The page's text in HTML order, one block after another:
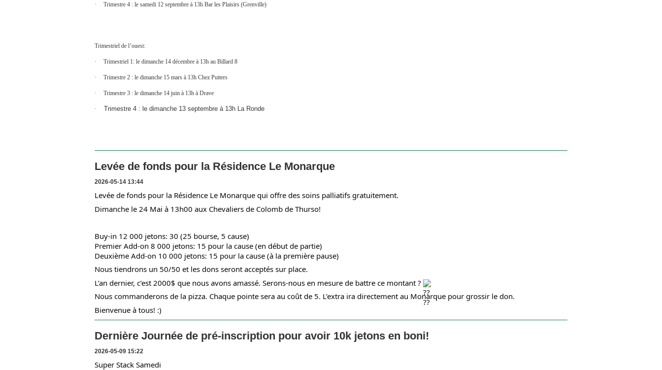
· Trimestre 4 : le samedi 12 septembre à 13h Bar les Plaisirs (Grenville)
Trimestriel de l’ouest:
· Trimestriel 1: le dimanche 14 décembre à 13h au Billard 8
· Trimestre 2 : le dimanche 15 mars à 13h Chez Putters
· Trimestre 3 : le dimanche 14 juin à 13h à Drave
· Trimestre 4 : le dimanche 13 septembre à 13h La Ronde
Levée de fonds pour la Résidence Le Monarque
2026-05-14 13:44
Levée de fonds pour la Résidence Le Monarque qui offre des soins palliatifs gratuitement.
Dimanche le 24 Mai à 13h00 aux Chevaliers de Colomb de Thurso!
Buy-in 12 000 jetons: 30 (25 bourse, 5 cause)
Premier Add-on 8 000 jetons: 15 pour la cause (en début de partie)
Deuxième Add-on 10 000 jetons: 15 pour la cause (à la première pause)
Nous tiendrons un 50/50 et les dons seront acceptés sur place.
L’an dernier, c’est 2000$ que nous avons amassé. Serons-nous en mesure de battre ce montant ?
Nous commanderons de la pizza. Chaque pointe sera au coût de 5. L’extra ira directement au Monarque pour grossir le don.
Bienvenue à tous! :)
Dernière Journée de pré-inscription pour avoir 10k jetons en boni!
2026-05-09 15:22
Super Stack Samedi